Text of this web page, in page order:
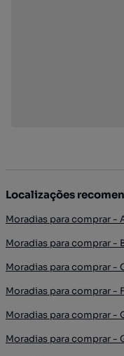
Localizações
Moradias para comprar -
Moradias para comprar -
Moradias para comprar -
Moradias para comprar -
Moradias para comprar -
Moradias para comprar -